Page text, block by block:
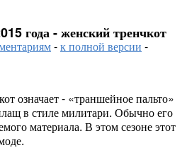
года - женский тренчкот
-к полной версии -
означает - «траншейное пальто»
в стиле милитари. Обычно его
материала. В этом сезоне этот